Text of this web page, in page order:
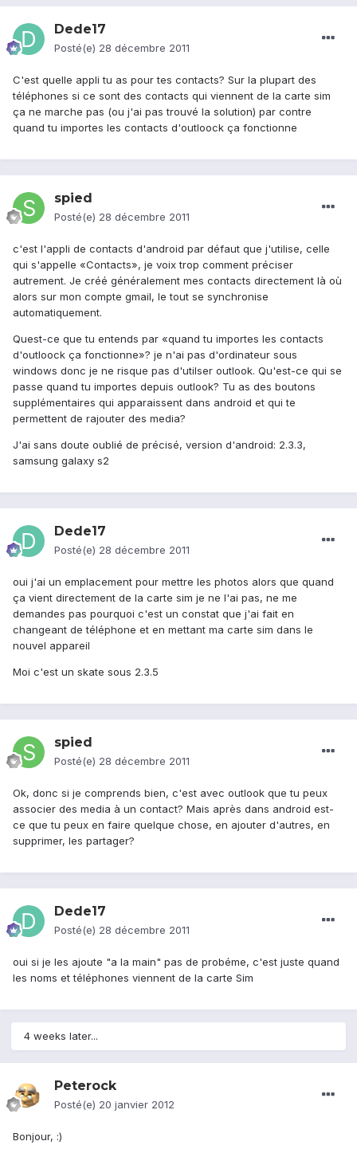
Dede17
Posté(e) 28 décembre 2011
C'est quelle appli tu as pour tes contacts? Sur la plupart des
téléphones si ce sont des contacts qui viennent de la carte sim
ça ne marche pas (ou j'ai pas trouvé la solution) par contre
quand tu importes les contacts d'outloock ça fonctionne
spied
Posté(e) 28 décembre 2011
c'est l'appli de contacts d'android par défaut que j'utilise, celle
qui s'appelle «Contacts», je voix trop comment préciser
autrement. Je créé généralement mes contacts directement là où
alors sur mon compte gmail, le tout se synchronise
automatiquement.
Quest-ce que tu entends par «quand tu importes les contacts
d'outloock ça fonctionne»? je n'ai pas d'ordinateur sous
windows donc je ne risque pas d'utilser outlook. Qu'est-ce qui se
passe quand tu importes depuis outlook? Tu as des boutons
supplémentaires qui apparaissent dans android et qui te
permettent de rajouter des media?
J'ai sans doute oublié de précisé, version d'android: 2.3.3,
samsung galaxy s2
Dede17
Posté(e) 28 décembre 2011
oui j'ai un emplacement pour mettre les photos alors que quand
ça vient directement de la carte sim je ne l'ai pas, ne me
demandes pas pourquoi c'est un constat que j'ai fait en
changeant de téléphone et en mettant ma carte sim dans le
nouvel appareil
Moi c'est un skate sous 2.3.5
spied
Posté(e) 28 décembre 2011
Ok, donc si je comprends bien, c'est avec outlook que tu peux
associer des media à un contact? Mais après dans android est-
ce que tu peux en faire quelque chose, en ajouter d'autres, en
supprimer, les partager?
Dede17
Posté(e) 28 décembre 2011
oui si je les ajoute "a la main" pas de probéme, c'est juste quand
les noms et téléphones viennent de la carte Sim
4 weeks later...
Peterock
Posté(e) 20 janvier 2012
Bonjour, :)